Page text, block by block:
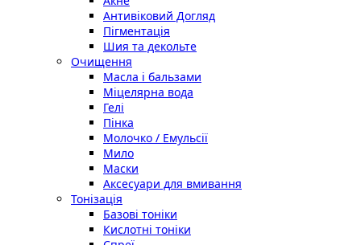
Антивіковий Догляд
Пігментація
Шия та декольте
Очищення
Масла і бальзами
Міцелярна вода
Гелі
Пінка
Молочко / Емульсії
Мило
Маски
Аксесуари для вмивання
Тонізація
Базові тоніки
Кислотні тоніки